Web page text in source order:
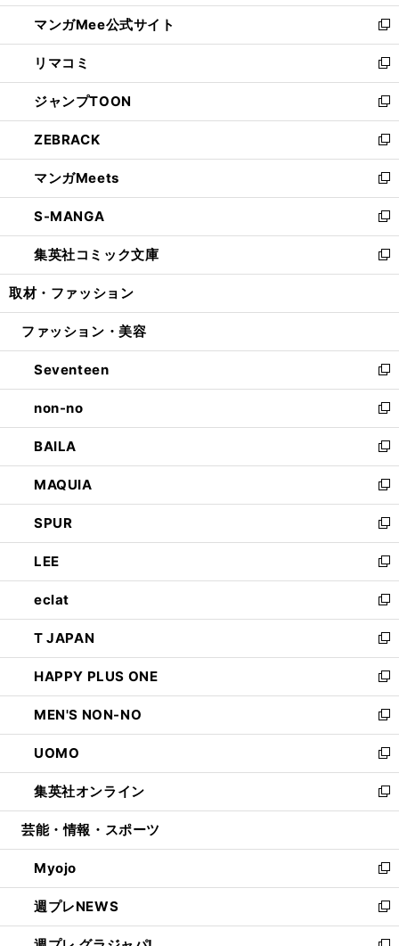
開
く
ン
ド
ウ
で
開
く
ウ
ィ
ン
ド
ウ
で
開
く
し
い
ウ
ィ
ン
ド
ウ
で
開
く
マンガMee公式サイト
新
し
い
ウ
ィ
ン
ド
ウ
で
開
く
リマコミ
新
し
い
ウ
ィ
ン
ド
ウ
で
開
く
ジャンプTOON
新
し
い
ウ
ィ
ン
ド
ウ
で
開
ZEBRACK
新
し
い
ウ
ィ
ン
ド
ウ
開
マンガMeets
新
し
い
ウ
ィ
ン
ウ
開
く
S-MANGA
新
し
い
ウ
ン
ウ
で
開
く
集英社コミック文庫
新
し
ウ
ン
ド
ウ
で
開
く
取材・ファッション
ファッション・美容
Seventeen
新
し
い
ウ
ィ
ン
ド
ウ
で
開
く
non-no
新
し
い
ウ
ィ
ン
ド
ウ
で
開
く
BAILA
新
し
い
ウ
ィ
ン
ド
ウ
で
開
く
MAQUIA
新
し
い
ウ
ィ
ン
ド
ウ
で
開
く
SPUR
新
し
い
ウ
ィ
ン
ド
ウ
で
開
く
LEE
新
し
い
ウ
ィ
ン
ド
ウ
で
開
く
eclat
新
し
い
ウ
ィ
ン
ド
ウ
で
開
く
T JAPAN
新
し
い
ウ
ィ
ン
ド
ウ
で
開
HAPPY PLUS ONE
新
し
い
ウ
ィ
ン
ド
ウ
開
く
MEN'S NON-NO
新
し
い
ウ
ィ
ン
ウ
で
開
く
UOMO
新
し
い
ウ
ン
ド
ウ
で
開
集英社オンライン
新
し
ウ
ィ
ン
ド
ウ
芸能・情報・スポーツ
Myojo
新
し
い
ウ
週プレNEWS
新
し